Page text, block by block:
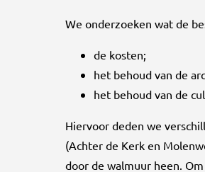
We onderzoeken wat de
de kosten;
het behoud van de
het behoud van de
Hiervoor deden we
(Achter de Kerk en
door de walmuur heen.